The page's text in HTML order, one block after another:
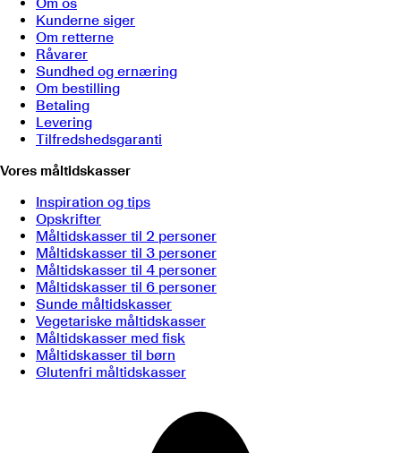
Om os
Kunderne siger
Om retterne
Råvarer
Sundhed og ernæring
Om bestilling
Betaling
Levering
Tilfredshedsgaranti
Vores måltidskasser
Inspiration og tips
Opskrifter
Måltidskasser til 2 personer
Måltidskasser til 3 personer
Måltidskasser til 4 personer
Måltidskasser til 6 personer
Sunde måltidskasser
Vegetariske måltidskasser
Måltidskasser med fisk
Måltidskasser til børn
Glutenfri måltidskasser